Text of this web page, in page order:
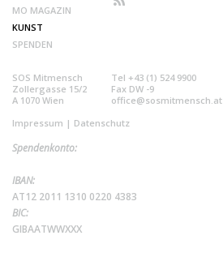
MO MAGAZIN
KUNST
SPENDEN
SOS Mitmensch
Zollergasse 15/2
A 1070 Wien
Tel +43 (1) 524 9900
Fax DW -9
office@sosmitmensch.at
Impressum | Datenschutz
Spendenkonto:
IBAN:
AT12 2011 1310 0220 4383
BIC:
GIBAATWWXXX